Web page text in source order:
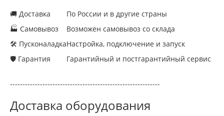
🚚 Доставка
🏭 Самовывоз
🛠 Пусконаладка
🛡 Гарантия
По России и в другие страны
Возможен самовывоз со склада
Настройка, подключение и запуск
Гарантийный и постгарантийный сервис
------------------------------------------------------------
Доставка оборудования